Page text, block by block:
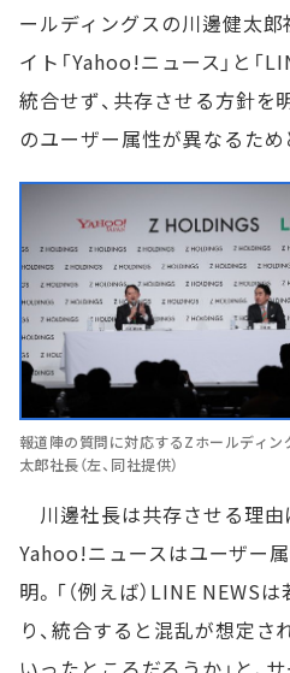
ールディングスの川邊健太郎
イト「Yahoo!ニュース」と「
統合せず、共存させる方針を
のユーザー属性が異なるため
報道陣の質問に対応するZホールディン
太郎社長（左、同社提供）
川邊社長は共存させる理由
Yahoo!ニュースはユーザー
明。「（例えば）LINE NEWS
り、統合すると混乱が想定さ